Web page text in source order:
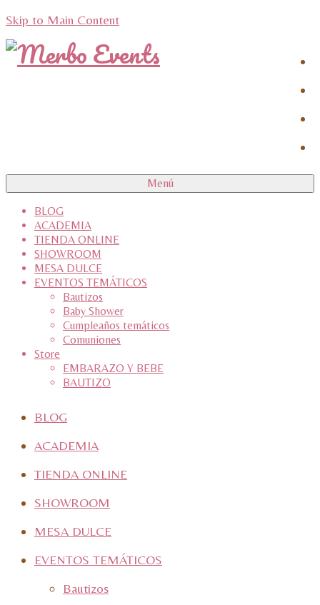
Skip to Main Content
Menú
BLOG
ACADEMIA
TIENDA ONLINE
SHOWROOM
MESA DULCE
EVENTOS TEMÁTICOS
Bautizos
Baby Shower
Cumpleaños temáticos
Comuniones
Store
EMBARAZO Y BEBE
BAUTIZO
BLOG
ACADEMIA
TIENDA ONLINE
SHOWROOM
MESA DULCE
EVENTOS TEMÁTICOS
Bautizos